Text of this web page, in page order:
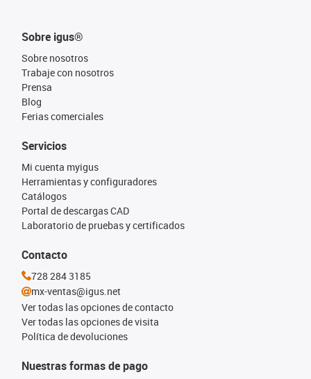
Sobre igus®
Sobre nosotros
Trabaje con nosotros
Prensa
Blog
Ferias comerciales
Nuestras formas de pago
Servicios
Mi cuenta myigus
Herramientas y configuradores
Catálogos
Portal de descargas CAD
Laboratorio de pruebas y certificados
Contacto
728 284 3185
mx-ventas@igus.net
Ver todas las opciones de contacto
Ver todas las opciones de visita
Política de devoluciones